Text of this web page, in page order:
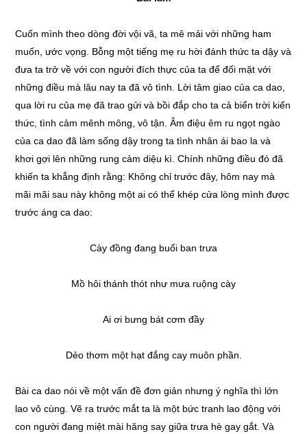
Cuốn mình theo dòng đời vội vã, ta mê mải với những ham
muốn, ước vọng. Bỗng một tiếng mẹ ru hời đánh thức ta dậy và
đưa ta trở về với con người đích thực của ta để đối mặt với
những điều mà lâu nay ta đã vô tình. Lời tâm giao của ca dao,
qua lời ru của mẹ đã trao gửi và bồi đắp cho ta cả biển trời kiến
thức, tình cảm mênh mông, vô tận. Âm điệu êm ru ngọt ngào
của ca dao đã làm sống dậy trong ta tình nhân ái bao la và
khơi gợi lên những rung cảm diệu kì. Chính những điều đó đã
khiến ta khẳng định rằng: Không chỉ trước đây, hôm nay mà
mãi mãi sau này không một ai có thể khép cửa lòng mình được
trước áng ca dao:
Cày đồng đang buổi ban trưa
Mồ hôi thánh thót như mưa ruộng cày
Ai ơi bưng bát cơm đầy
Dẻo thơm một hạt đắng cay muôn phần.
Bài ca dao nói về một vấn đề đơn giản nhưng ý nghĩa thì lớn
lao vô cùng. Vẽ ra trước mắt ta là một bức tranh lao động với
con người đang miệt mài hăng say giữa trưa hè gay gắt. Và